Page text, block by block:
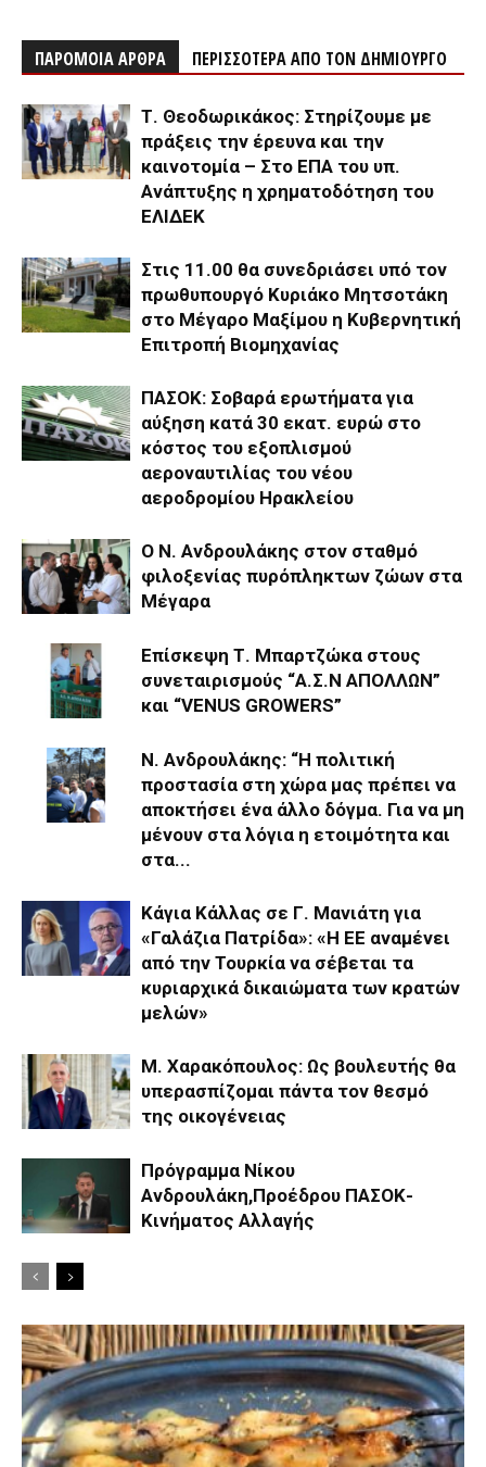
ΠΑΡΟΜΟΙΑ ΑΡΘΡΑ ΠΕΡΙΣΣΟΤΕΡΑ ΑΠΟ ΤΟΝ ΔΗΜΙΟΥΡΓΟ
Τ. Θεοδωρικάκος: Στηρίζουμε με
πράξεις την έρευνα και την
καινοτομία – Στο ΕΠΑ του υπ.
Ανάπτυξης η χρηματοδότηση του
ΕΛΙΔΕΚ
Στις 11.00 θα συνεδριάσει υπό τον
πρωθυπουργό Κυριάκο Μητσοτάκη
στο Μέγαρο Μαξίμου η Κυβερνητική
Επιτροπή Βιομηχανίας
ΠΑΣΟΚ: Σοβαρά ερωτήματα για
αύξηση κατά 30 εκατ. ευρώ στο
κόστος του εξοπλισμού
αεροναυτιλίας του νέου
αεροδρομίου Ηρακλείου
Ο Ν. Ανδρουλάκης στον σταθμό
φιλοξενίας πυρόπληκτων ζώων στα
Μέγαρα
Επίσκεψη Τ. Μπαρτζώκα στους
συνεταιρισμούς “Α.Σ.Ν ΑΠΟΛΛΩΝ”
και “VENUS GROWERS”
Ν. Ανδρουλάκης: “Η πολιτική
προστασία στη χώρα μας πρέπει να
αποκτήσει ένα άλλο δόγμα. Για να μη
μένουν στα λόγια η ετοιμότητα και
στα...
Κάγια Κάλλας σε Γ. Μανιάτη για
«Γαλάζια Πατρίδα»: «Η ΕΕ αναμένει
από την Τουρκία να σέβεται τα
κυριαρχικά δικαιώματα των κρατών
μελών»
Μ. Χαρακόπουλος: Ως βουλευτής θα
υπερασπίζομαι πάντα τον θεσμό
της οικογένειας
Πρόγραμμα Νίκου
Ανδρουλάκη,Προέδρου ΠΑΣΟΚ-
Κινήματος Αλλαγής